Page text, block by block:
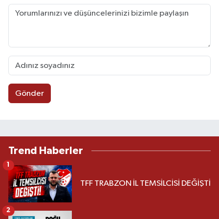
Gönder
Trend Haberler
TFF TRABZON İL TEMSİLCİSİ DEĞİŞTİ
1
2